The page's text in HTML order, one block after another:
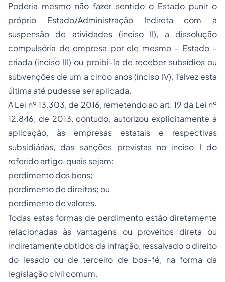
Poderia mesmo não fazer sentido o Estado punir o
próprio Estado/Administração Indireta com a
suspensão de atividades (inciso II), a dissolução
compulsória de empresa por ele mesmo – Estado –
criada (inciso III) ou proibi-la de receber subsídios ou
subvenções de um a cinco anos (inciso IV). Talvez esta
última até pudesse ser aplicada.
A Lei nº 13.303, de 2016, remetendo ao art. 19 da Lei nº
12.846, de 2013, contudo, autorizou explicitamente a
aplicação, às empresas estatais e respectivas
subsidiárias, das sanções previstas no inciso I do
referido artigo, quais sejam:
perdimento dos bens;
perdimento de direitos; ou
perdimento de valores.
Todas estas formas de perdimento estão diretamente
relacionadas às vantagens ou proveitos direta ou
indiretamente obtidos da infração, ressalvado o direito
do lesado ou de terceiro de boa-fé, na forma da
legislação civil comum.